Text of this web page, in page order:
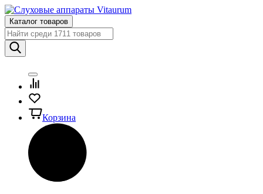
Каталог товаров
Корзина